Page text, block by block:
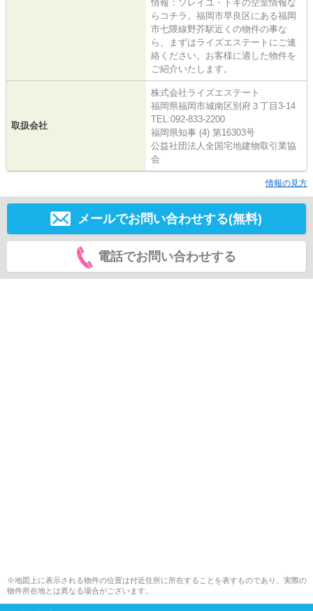
情報：ソレイユ・トキの空室情報な
らコチラ。福岡市早良区にある福岡
市七隈線野芥駅近くの物件の事な
ら、まずはライズエステートにご連
絡ください。お客様に適した物件を
ご紹介いたします。
取扱会社
株式会社ライズエステート
福岡県福岡市城南区別府３丁目3-14
TEL:092-833-2200
福岡県知事 (4) 第16303号
公益社団法人全国宅地建物取引業協
会
情報の見方
メールでお問い合わせする(無料)
電話でお問い合わせする
※地図上に表示される物件の位置は付近住所に所在することを表すものであり、実際の
物件所在地とは異なる場合がございます。